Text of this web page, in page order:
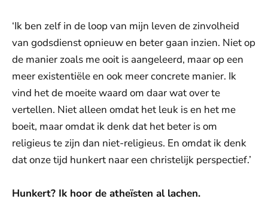
‘Ik ben zelf in de loop van mijn leven de zinvolheid
van godsdienst opnieuw en beter gaan inzien. Niet op
de manier zoals me ooit is aangeleerd, maar op een
meer existentiële en ook meer concrete manier. Ik
vind het de moeite waard om daar wat over te
vertellen. Niet alleen omdat het leuk is en het me
boeit, maar omdat ik denk dat het beter is om
religieus te zijn dan niet-religieus. En omdat ik denk
dat onze tijd hunkert naar een christelijk perspectief.’
Hunkert? Ik hoor de atheïsten al lachen.